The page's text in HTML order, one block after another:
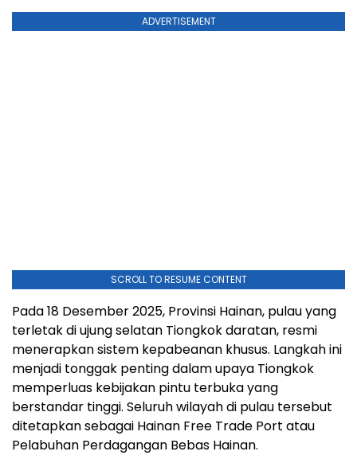
ADVERTISEMENT
SCROLL TO RESUME CONTENT
Pada 18 Desember 2025, Provinsi Hainan, pulau yang
terletak di ujung selatan Tiongkok daratan, resmi
menerapkan sistem kepabeanan khusus. Langkah ini
menjadi tonggak penting dalam upaya Tiongkok
memperluas kebijakan pintu terbuka yang
berstandar tinggi. Seluruh wilayah di pulau tersebut
ditetapkan sebagai Hainan Free Trade Port atau
Pelabuhan Perdagangan Bebas Hainan.